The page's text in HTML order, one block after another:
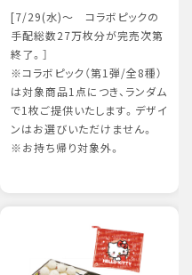
[7/29(水)～ コラボピックの
手配総数27万枚分が完売次第
終了。］
※コラボピック（第1弾/全8種）
は対象商品1点につき、ランダム
で1枚ご提供いたします。デザイ
ンはお選びいただけません。
※お持ち帰り対象外。